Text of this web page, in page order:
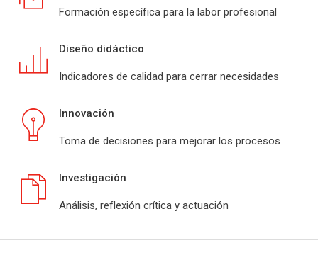
Formación específica para la labor profesional
Diseño didáctico
Indicadores de calidad para cerrar necesidades
Innovación
Toma de decisiones para mejorar los procesos
Investigación
Análisis, reflexión crítica y actuación